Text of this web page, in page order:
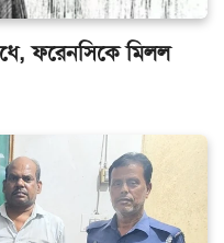
ফরেনসিকে মিলল